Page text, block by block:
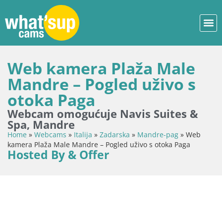
Web kamera Plaža Male
Mandre – Pogled uživo s
otoka Paga
Webcam omogućuje Navis Suites &
Spa, Mandre
Home » Webcams » Italija » Zadarska » Mandre-pag » Web
kamera Plaža Male Mandre – Pogled uživo s otoka Paga
Hosted By & Offer